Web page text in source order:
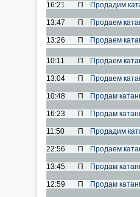
16:21 П Продадим
13:47 П Продаем
13:26 П Продаем
10:11 П Продаем
13:04 П Продаем
10:48 П Продам
16:23 П Продам
11:50 П Продадим
22:56 П Продаем
13:45 П Продам
12:59 П Продам